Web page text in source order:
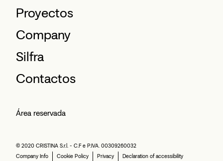
Proyectos
Company
Silfra
Contactos
Área reservada
© 2020 CRISTINA S.r.l. - C.F e P.IVA. 00309260032
Company Info
Cookie Policy Privacy Declaration of accessibility